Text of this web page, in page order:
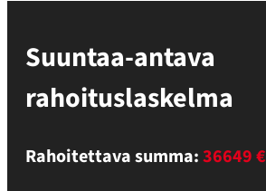
Suuntaa-antava
rahoituslaskelma
Rahoitettava summa:36649 €